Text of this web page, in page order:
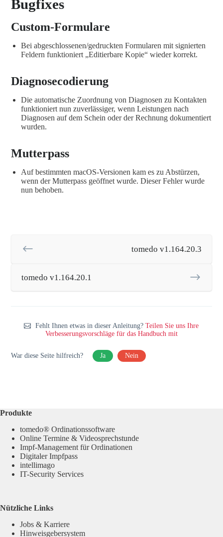
Bugfixes
Custom-Formulare
Bei abgeschlossenen/gedruckten Formularen mit signierten
Feldern funktioniert „Editierbare Kopie“ wieder korrekt.
Diagnosecodierung
Die automatische Zuordnung von Diagnosen zu Kontakten
funktioniert nun zuverlässiger, wenn Leistungen nach
Diagnosen auf dem Schein oder der Rechnung dokumentiert
wurden.
Mutterpass
Auf bestimmten macOS-Versionen kam es zu Abstürzen,
wenn der Mutterpass geöffnet wurde. Dieser Fehler wurde
nun behoben.
tomedo v1.164.20.3
tomedo v1.164.20.1
Fehlt Ihnen etwas in dieser Anleitung?Teilen Sie uns Ihre
Verbesserungsvorschläge für das Handbuch mit
War diese Seite hilfreich? Ja Nein
Produkte
tomedo® Ordinationssoftware
Online Termine & Videosprechstunde
Impf-Management für Ordinationen
Digitaler Impfpass
intellimago
IT-Security Services
Nützliche Links
Jobs & Karriere
Hinweisgebersystem